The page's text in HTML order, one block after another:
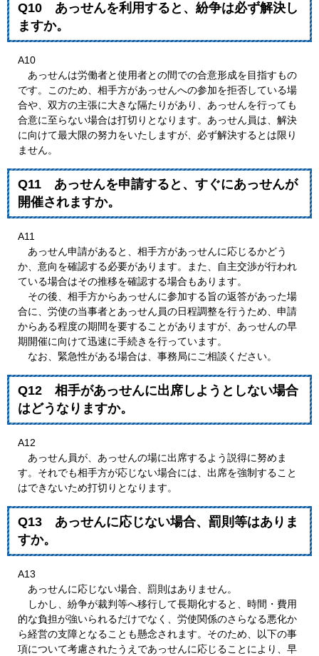
Q10 あっせんを利用すると、紛争は必ず解決し
ますか。
A10
あっせんは労働者と使用者との間での合意形成を目指すもの
です。このため、相手方があっせんへの参加を拒否している場
合や、双方の主張に大きな隔たりがあり、あっせんを行っても
合意に至らない場合は打切りとなります。あっせん員は、解決
に向けて最大限の努力をいたしますが、必ず解決するとは限り
ません。
Q11 あっせんを申請すると、すぐにあっせんが
開催されますか。
A11
あっせん申請があると、相手方があっせんに応じるかどう
か、意向を確認する必要があります。また、自主交渉が行われ
ている場合はその推移を確認する場合もあります。
その後、相手方からあっせんに参加する旨の返答があった場
合に、労使の当事者とあっせん員の日程調整を行うため、申請
からある程度の期間を要することがありますが、あっせんの早
期開催に向けて迅速に手続きを行っています。
なお、緊急性がある場合は、事務局にご相談ください。
Q12 相手があっせんに出席しようとしない場合
はどうなりますか。
A12
あっせん員が、あっせんの場に出席するよう説得に努めま
す。それでも相手方が応じない場合には、出席を強制すること
はできないため打切りとなります。
Q13 あっせんに応じない場合、罰則等はありま
すか。
A13
あっせんに応じない場合、罰則はありません。
しかし、紛争が裁判等へ移行して長期化すると、時間・費用
的な負担が強いられるだけでなく、労使関係のさらなる悪化か
ら経営の支障となることも懸念されます。そのため、以下の事
項について考慮されたうえであっせんに応じることにより、早